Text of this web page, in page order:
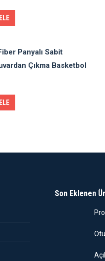
Panyalı Sabit
Çıkma Basketbol
Son Eklenen